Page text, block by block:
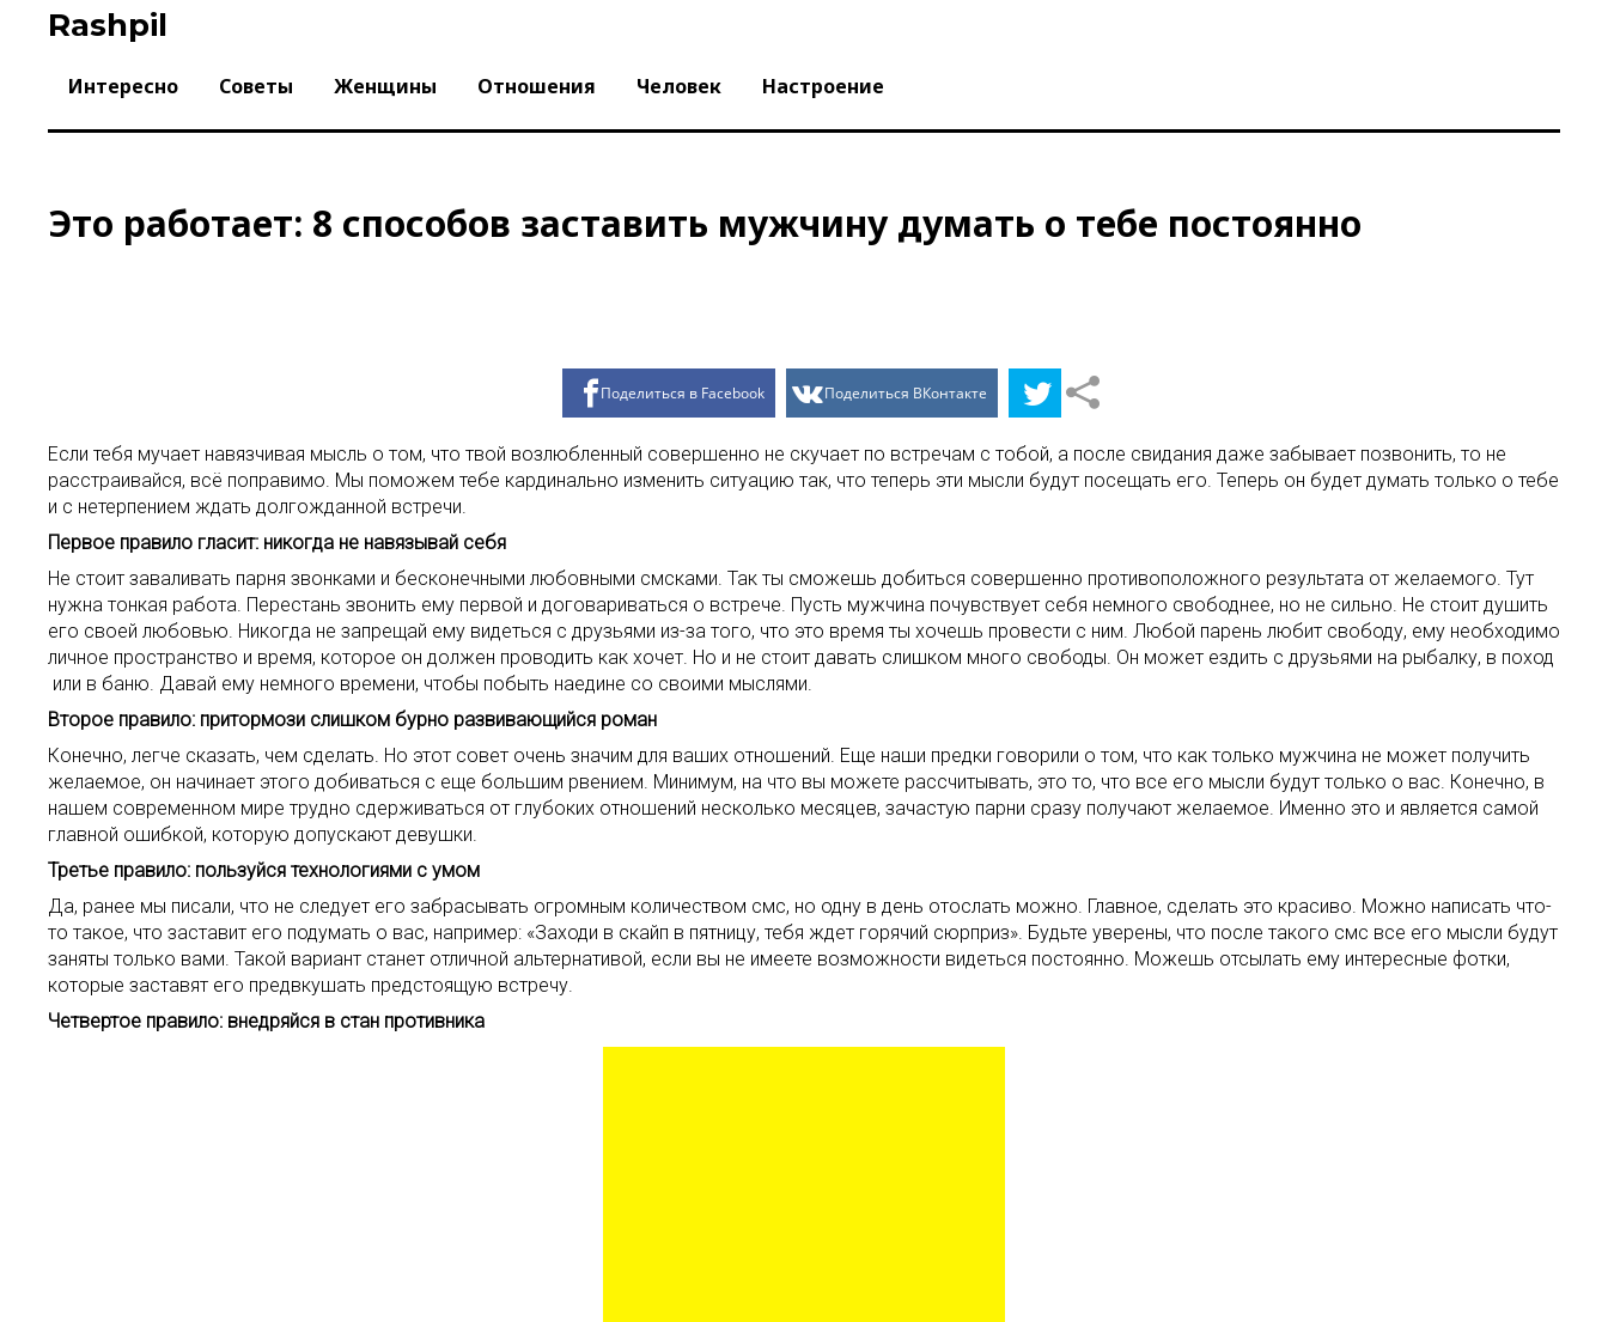
Rashpil
Интересно Советы Женщины Отношения Человек Настроение
Это работает: 8 способов заставить мужчину думать о тебе постоянно
Поделиться в Facebook Поделиться ВКонтакте
Если тебя мучает навязчивая мысль о том, что твой возлюбленный совершенно не скучает по встречам с тобой, а после свидания даже забывает позвонить, то не
расстраивайся, всё поправимо. Мы поможем тебе кардинально изменить ситуацию так, что теперь эти мысли будут посещать его. Теперь он будет думать только о тебе
и с нетерпением ждать долгожданной встречи.
Первое правило гласит: никогда не навязывай себя
Не стоит заваливать парня звонками и бесконечными любовными смсками. Так ты сможешь добиться совершенно противоположного результата от желаемого. Тут
нужна тонкая работа. Перестань звонить ему первой и договариваться о встрече. Пусть мужчина почувствует себя немного свободнее, но не сильно. Не стоит душить
его своей любовью. Никогда не запрещай ему видеться с друзьями из-за того, что это время ты хочешь провести с ним. Любой парень любит свободу, ему необходимо
личное пространство и время, которое он должен проводить как хочет. Но и не стоит давать слишком много свободы. Он может ездить с друзьями на рыбалку, в поход
или в баню. Давай ему немного времени, чтобы побыть наедине со своими мыслями.
Второе правило: притормози слишком бурно развивающийся роман
Конечно, легче сказать, чем сделать. Но этот совет очень значим для ваших отношений. Еще наши предки говорили о том, что как только мужчина не может получить
желаемое, он начинает этого добиваться с еще большим рвением. Минимум, на что вы можете рассчитывать, это то, что все его мысли будут только о вас. Конечно, в
нашем современном мире трудно сдерживаться от глубоких отношений несколько месяцев, зачастую парни сразу получают желаемое. Именно это и является самой
главной ошибкой, которую допускают девушки.
Третье правило: пользуйся технологиями с умом
Да, ранее мы писали, что не следует его забрасывать огромным количеством смс, но одну в день отослать можно. Главное, сделать это красиво. Можно написать что-
то такое, что заставит его подумать о вас, например: «Заходи в скайп в пятницу, тебя ждет горячий сюрприз». Будьте уверены, что после такого смс все его мысли будут
заняты только вами. Такой вариант станет отличной альтернативой, если вы не имеете возможности видеться постоянно. Можешь отсылать ему интересные фотки,
которые заставят его предвкушать предстоящую встречу.
Четвертое правило: внедряйся в стан противника